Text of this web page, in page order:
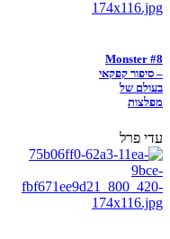
Monster #8
– סיפור קפקאי
בעולם של
מפלצות
עדי פרל